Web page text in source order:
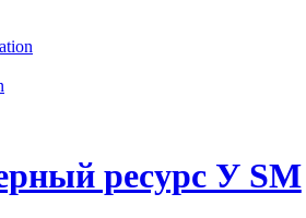
ресурс У SM